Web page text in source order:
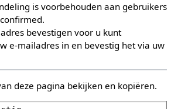
is voorbehouden aan gebruikers
bevestigen voor u kunt
e-mailadres in en bevestig het via uw
deze pagina bekijken en kopiëren.